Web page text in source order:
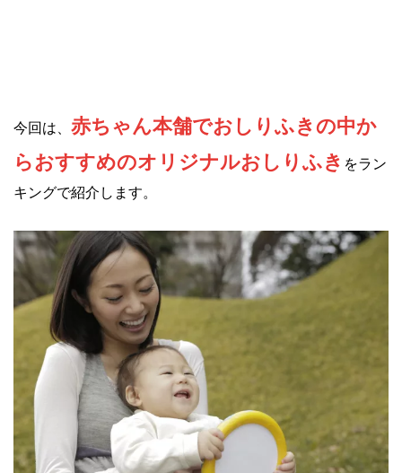
今回は、 赤ちゃん本舗でおしりふきの中か
らおすすめのオリジナルおしりふき をラン
キングで紹介します。